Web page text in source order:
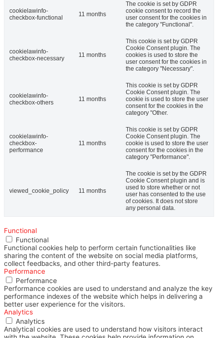
cookielawinfo-
checkbox-functional
11 months
The cookie is set by GDPR
cookie consent to record the
user consent for the cookies in
the category "Functional".
cookielawinfo-
checkbox-necessary
11 months
This cookie is set by GDPR
Cookie Consent plugin. The
cookies is used to store the
user consent for the cookies in
the category "Necessary".
cookielawinfo-
checkbox-others
11 months
This cookie is set by GDPR
Cookie Consent plugin. The
cookie is used to store the user
consent for the cookies in the
category "Other.
cookielawinfo-
checkbox-
performance
11 months
This cookie is set by GDPR
Cookie Consent plugin. The
cookie is used to store the user
consent for the cookies in the
category "Performance".
viewed_cookie_policy 11 months
The cookie is set by the GDPR
Cookie Consent plugin and is
used to store whether or not
user has consented to the use
of cookies. It does not store
any personal data.
Functional
Functional
Functional cookies help to perform certain functionalities like
sharing the content of the website on social media platforms,
collect feedbacks, and other third-party features.
Performance
Performance
Performance cookies are used to understand and analyze the key
performance indexes of the website which helps in delivering a
better user experience for the visitors.
Analytics
Analytics
Analytical cookies are used to understand how visitors interact